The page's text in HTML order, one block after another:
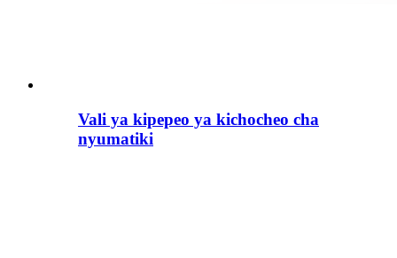
Vali ya kipepeo ya kichocheo cha
nyumatiki